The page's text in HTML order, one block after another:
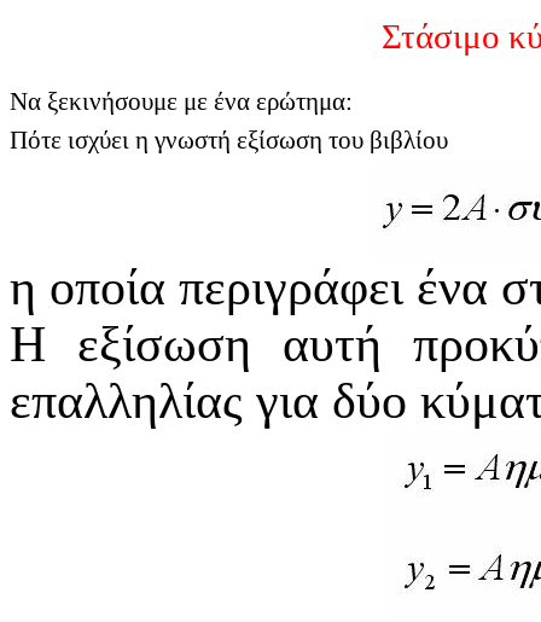
Στάσιμο
Να ξεκινήσουμε με ένα ερώτημα:
Πότε ισχύει η γνωστή εξίσωση του βιβλίου
η οποία περιγράφει ένα
Η εξίσωση αυτή
επαλληλίας για δύο